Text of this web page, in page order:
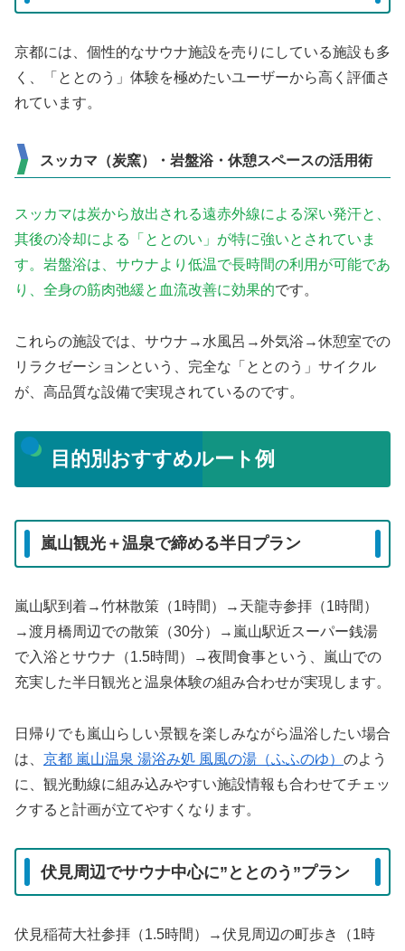
京都には、個性的なサウナ施設を売りにしている施設も多
く、「ととのう」体験を極めたいユーザーから高く評価さ
れています。
スッカマ（炭窯）・岩盤浴・休憩スペースの活用術
スッカマは炭から放出される遠赤外線による深い発汗と、
其後の冷却による「ととのい」が特に強いとされていま
す。岩盤浴は、サウナより低温で長時間の利用が可能であ
り、全身の筋肉弛緩と血流改善に効果的です。
これらの施設では、サウナ→水風呂→外気浴→休憩室での
リラクゼーションという、完全な「ととのう」サイクル
が、高品質な設備で実現されているのです。
目的別おすすめルート例
嵐山観光＋温泉で締める半日プラン
嵐山駅到着→竹林散策（1時間）→天龍寺参拝（1時間）
→渡月橋周辺での散策（30分）→嵐山駅近スーパー銭湯
で入浴とサウナ（1.5時間）→夜間食事という、嵐山での
充実した半日観光と温泉体験の組み合わせが実現します。
日帰りでも嵐山らしい景観を楽しみながら温浴したい場合
は、 京都 嵐山温泉 湯浴み処 風風の湯（ふふのゆ） のよう
に、観光動線に組み込みやすい施設情報も合わせてチェッ
クすると計画が立てやすくなります。
伏見周辺でサウナ中心に”ととのう”プラン
伏見稲荷大社参拝（1.5時間）→伏見周辺の町歩き（1時